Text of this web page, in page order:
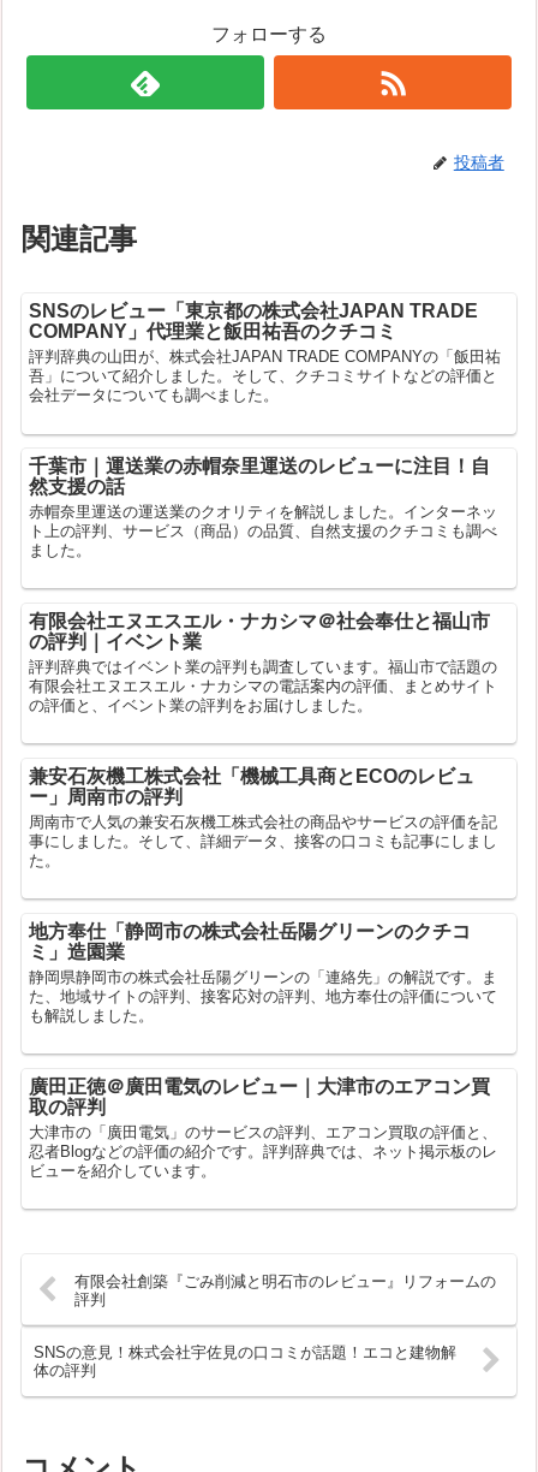
フォローする
投稿者
関連記事
SNSのレビュー「東京都の株式会社JAPAN TRADE
COMPANY」代理業と飯田祐吾のクチコミ
評判辞典の山田が、株式会社JAPAN TRADE COMPANYの「飯田祐
吾」について紹介しました。そして、クチコミサイトなどの評価と
会社データについても調べました。
千葉市｜運送業の赤帽奈里運送のレビューに注目！自
然支援の話
赤帽奈里運送の運送業のクオリティを解説しました。インターネッ
ト上の評判、サービス（商品）の品質、自然支援のクチコミも調べ
ました。
有限会社エヌエスエル・ナカシマ＠社会奉仕と福山市
の評判｜イベント業
評判辞典ではイベント業の評判も調査しています。福山市で話題の
有限会社エヌエスエル・ナカシマの電話案内の評価、まとめサイト
の評価と、イベント業の評判をお届けしました。
兼安石灰機工株式会社「機械工具商とECOのレビュ
ー」周南市の評判
周南市で人気の兼安石灰機工株式会社の商品やサービスの評価を記
事にしました。そして、詳細データ、接客の口コミも記事にしまし
た。
地方奉仕「静岡市の株式会社岳陽グリーンのクチコ
ミ」造園業
静岡県静岡市の株式会社岳陽グリーンの「連絡先」の解説です。ま
た、地域サイトの評判、接客応対の評判、地方奉仕の評価について
も解説しました。
廣田正徳＠廣田電気のレビュー｜大津市のエアコン買
取の評判
大津市の「廣田電気」のサービスの評判、エアコン買取の評価と、
忍者Blogなどの評価の紹介です。評判辞典では、ネット掲示板のレ
ビューを紹介しています。
有限会社創築『ごみ削減と明石市のレビュー』リフォームの
評判
SNSの意見！株式会社宇佐見の口コミが話題！エコと建物解
体の評判